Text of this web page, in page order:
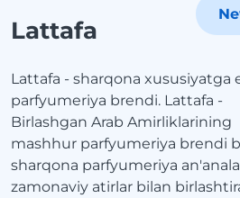
Lattafa
Lattafa - sharqona xususiyatga
parfyumeriya brendi. Lattafa -
Birlashgan Arab Amirliklarining
mashhur parfyumeriya brendi
sharqona parfyumeriya
zamonaviy atirlar bilan